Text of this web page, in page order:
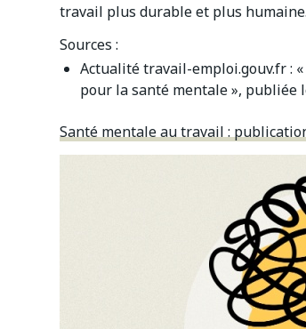
travail plus durable et plus humaine.
Sources :
Actualité travail-emploi.gouv.fr :
pour la santé mentale », publiée
Santé mentale au travail :